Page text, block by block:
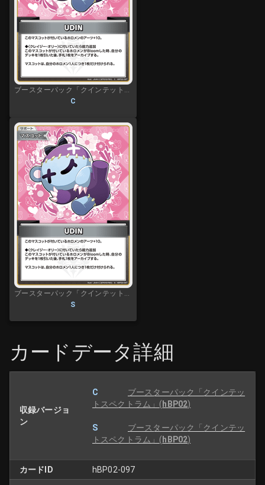
C
S
カードデータ詳細
収録バージョ
ン
C
ブースターパック「クインテッ
トスペクトラム」 (hBP02)
S
ブースターパック「クインテッ
トスペクトラム」 (hBP02)
カードID hBP02-097